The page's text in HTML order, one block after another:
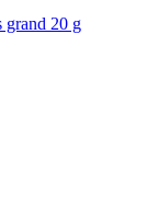
grand 20 g